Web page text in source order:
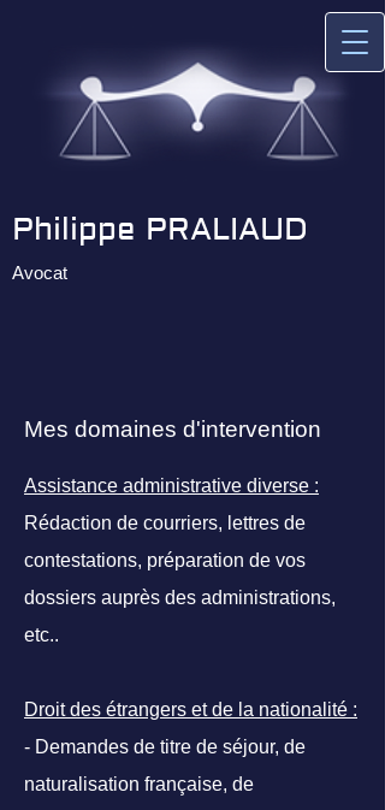
Philippe PRALIAUD
Avocat
Mes domaines d'intervention
Assistance administrative diverse :
Rédaction de courriers, lettres de
contestations, préparation de vos
dossiers auprès des administrations,
etc..
Droit des étrangers et de la nationalité :
- Demandes de titre de séjour, de
naturalisation française, de